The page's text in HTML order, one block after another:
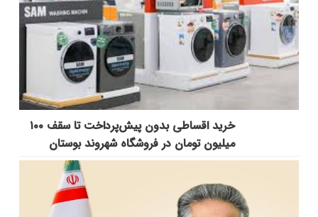
خرید اقساطی بدون پیش‌پرداخت تا سقف ۱۰۰
میلیون تومان در فروشگاه شهروند بوستان